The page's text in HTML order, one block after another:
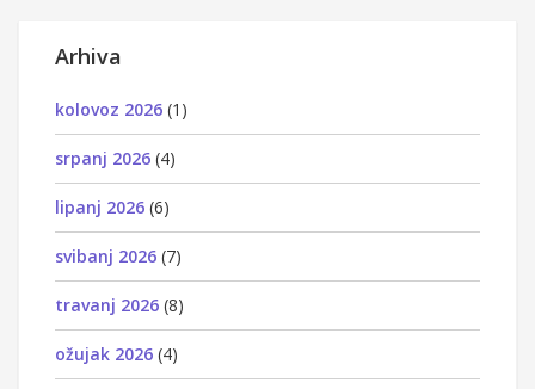
Arhiva
kolovoz 2026 (1)
srpanj 2026 (4)
lipanj 2026 (6)
svibanj 2026 (7)
travanj 2026 (8)
ožujak 2026 (4)